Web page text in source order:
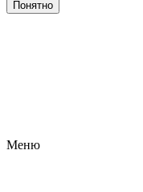
Понятно
Меню